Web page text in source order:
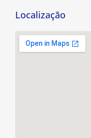
Localização